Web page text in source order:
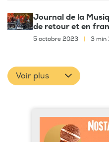
Journal de la
de retour et en
5 octobre 2023 3 min
Voir plus